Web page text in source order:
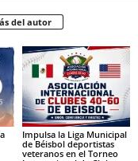
del autor
Impulsa la Liga Municipal
de Béisbol deportistas
veteranos en el Torneo